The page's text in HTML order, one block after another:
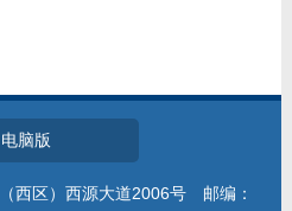
电脑版
西区）西源大道2006号 邮编：